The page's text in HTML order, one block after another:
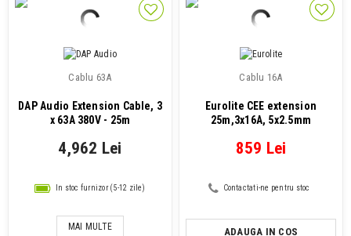
Cablu 63A
DAP Audio Extension Cable, 3
x 63A 380V - 25m
4,962 Lei
In stoc furnizor (5-12 zile)
MAI MULTE
Cablu 16A
Eurolite CEE extension
25m,3x16A, 5x2.5mm
859 Lei
Contactati-ne pentru stoc
ADAUGA IN COS